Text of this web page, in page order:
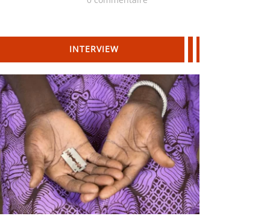
INTERVIEW